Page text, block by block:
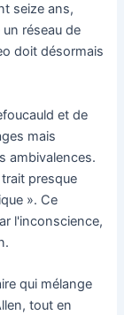
seize ans,
réseau de
doit désormais
et de
mais
ambivalences.
presque
». Ce
l'inconscience,
qui mélange
tout en